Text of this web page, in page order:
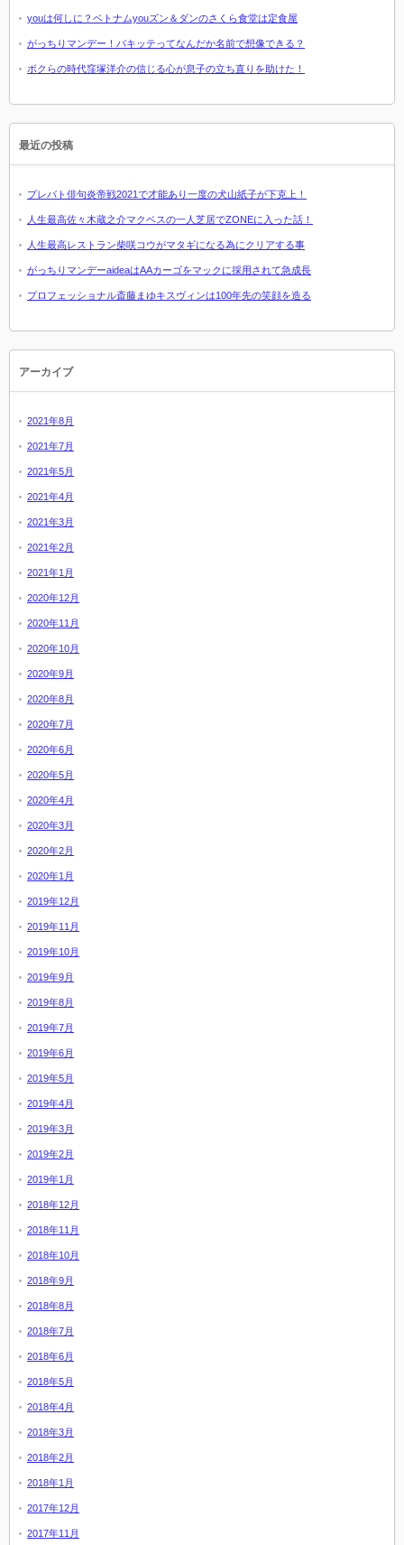
youは何しに？ベトナムyouズン＆ダンのさくら食堂は定食屋
がっちりマンデー！パキッテってなんだか名前で想像できる？
ボクらの時代窪塚洋介の信じる心が息子の立ち直りを助けた！
最近の投稿
プレバト俳句炎帝戦2021で才能あり一度の犬山紙子が下克上！
人生最高佐々木蔵之介マクベスの一人芝居でZONEに入った話！
人生最高レストラン柴咲コウがマタギになる為にクリアする事
がっちりマンデーaideaはAAカーゴをマックに採用されて急成長
プロフェッショナル斎藤まゆキスヴィンは100年先の笑顔を造る
アーカイブ
2021年8月
2021年7月
2021年5月
2021年4月
2021年3月
2021年2月
2021年1月
2020年12月
2020年11月
2020年10月
2020年9月
2020年8月
2020年7月
2020年6月
2020年5月
2020年4月
2020年3月
2020年2月
2020年1月
2019年12月
2019年11月
2019年10月
2019年9月
2019年8月
2019年7月
2019年6月
2019年5月
2019年4月
2019年3月
2019年2月
2019年1月
2018年12月
2018年11月
2018年10月
2018年9月
2018年8月
2018年7月
2018年6月
2018年5月
2018年4月
2018年3月
2018年2月
2018年1月
2017年12月
2017年11月